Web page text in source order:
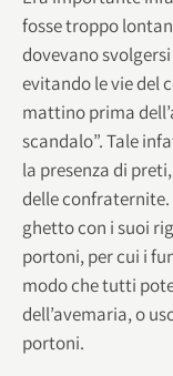
fosse troppo
dovevano
evitando le vie del
mattino prima
scandalo”. Tale
la presenza di
delle confraternite.
ghetto con i suoi
portoni, per cui i
modo che tutti
dell’avemaria, o
portoni.